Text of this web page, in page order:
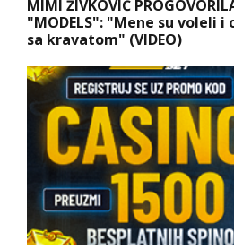
MIMI ŽIVKOVIĆ
"MODELS": "Mene su voleli
sa kravatom" (VIDEO)